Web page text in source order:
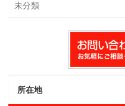
未分類
所在地